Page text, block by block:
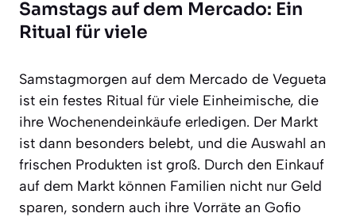
Samstags auf dem Mercado: Ein
Ritual für viele
Samstagmorgen auf dem Mercado de Vegueta
ist ein festes Ritual für viele Einheimische, die
ihre Wochenendeinkäufe erledigen. Der Markt
ist dann besonders belebt, und die Auswahl an
frischen Produkten ist groß. Durch den Einkauf
auf dem Markt können Familien nicht nur Geld
sparen, sondern auch ihre Vorräte an Gofio